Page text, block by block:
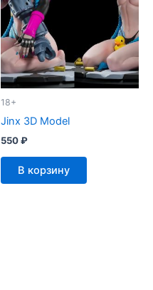
18+
Jinx 3D Model
550₽
В корзину